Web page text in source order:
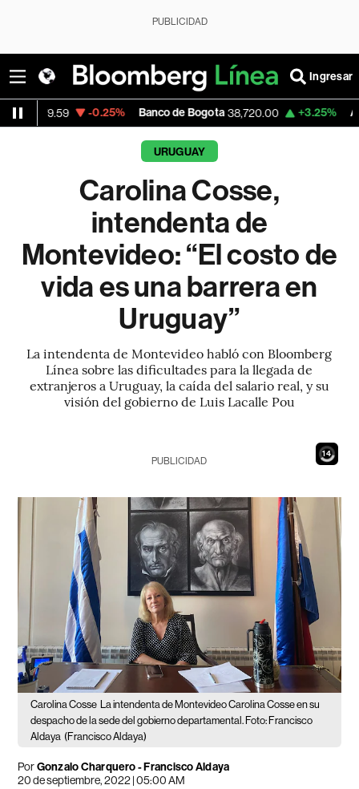
PUBLICIDAD
Ingresar
-0.25% Banco de Bogota 38,720.00 +3.25% Apple
URUGUAY
Carolina Cosse,
intendenta de
Montevideo: “El costo de
vida es una barrera en
Uruguay”
La intendenta de Montevideo habló con Bloomberg
Línea sobre las dificultades para la llegada de
extranjeros a Uruguay, la caída del salario real, y su
visión del gobierno de Luis Lacalle Pou
13
PUBLICIDAD
Carolina Cosse
La intendenta de Montevideo Carolina Cosse en su
despacho de la sede del gobierno departamental. Foto: Francisco
Aldaya (Francisco Aldaya)
PorGonzalo Charquero-Francisco Aldaya
20 de septiembre, 2022 | 05:00 AM